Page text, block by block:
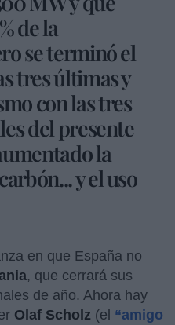
de la
se terminó el
tres últimas y
con las tres
del presente
la
y el uso
en que España no
, que cerrará sus
de año. Ahora hay
Olaf Scholz (el “amigo